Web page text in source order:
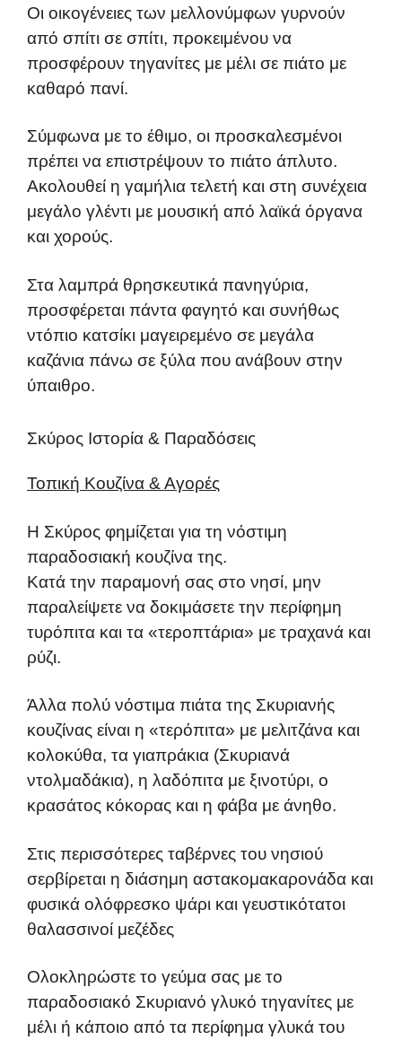
Οι οικογένειες των μελλονύμφων γυρνούν
από σπίτι σε σπίτι, προκειμένου να
προσφέρουν τηγανίτες με μέλι σε πιάτο με
καθαρό πανί.
Σύμφωνα με το έθιμο, οι προσκαλεσμένοι
πρέπει να επιστρέψουν το πιάτο άπλυτο.
Ακολουθεί η γαμήλια τελετή και στη συνέχεια
μεγάλο γλέντι με μουσική από λαϊκά όργανα
και χορούς.
Στα λαμπρά θρησκευτικά πανηγύρια,
προσφέρεται πάντα φαγητό και συνήθως
ντόπιο κατσίκι μαγειρεμένο σε μεγάλα
καζάνια πάνω σε ξύλα που ανάβουν στην
ύπαιθρο.
Σκύρος Ιστορία & Παραδόσεις
Τοπική Κουζίνα & Αγορές
Η Σκύρος φημίζεται για τη νόστιμη
παραδοσιακή κουζίνα της.
Κατά την παραμονή σας στο νησί, μην
παραλείψετε να δοκιμάσετε την περίφημη
τυρόπιτα και τα «τεροπτάρια» με τραχανά και
ρύζι.
Άλλα πολύ νόστιμα πιάτα της Σκυριανής
κουζίνας είναι η «τερόπιτα» με μελιτζάνα και
κολοκύθα, τα γιαπράκια (Σκυριανά
ντολμαδάκια), η λαδόπιτα με ξινοτύρι, ο
κρασάτος κόκορας και η φάβα με άνηθο.
Στις περισσότερες ταβέρνες του νησιού
σερβίρεται η διάσημη αστακομακαρονάδα και
φυσικά ολόφρεσκο ψάρι και γευστικότατοι
θαλασσινοί μεζέδες
Ολοκληρώστε το γεύμα σας με το
παραδοσιακό Σκυριανό γλυκό τηγανίτες με
μέλι ή κάποιο από τα περίφημα γλυκά του